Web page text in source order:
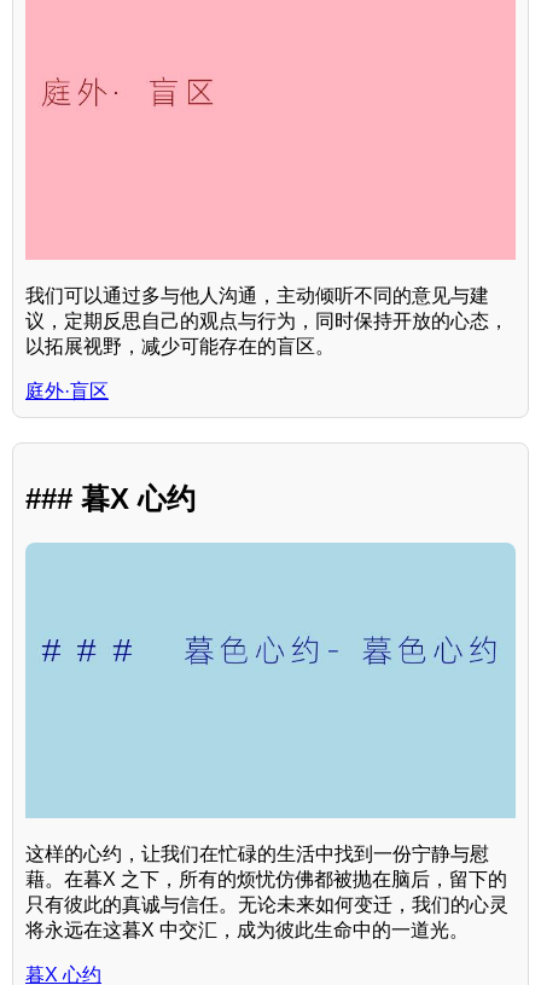
我们可以通过多与他人沟通，主动倾听不同的意见与建
议，定期反思自己的观点与行为，同时保持开放的心态，
以拓展视野，减少可能存在的盲区。
庭外·盲区
### 暮X 心约
这样的心约，让我们在忙碌的生活中找到一份宁静与慰
藉。在暮X 之下，所有的烦忧仿佛都被抛在脑后，留下的
只有彼此的真诚与信任。无论未来如何变迁，我们的心灵
将永远在这暮X 中交汇，成为彼此生命中的一道光。
暮X 心约